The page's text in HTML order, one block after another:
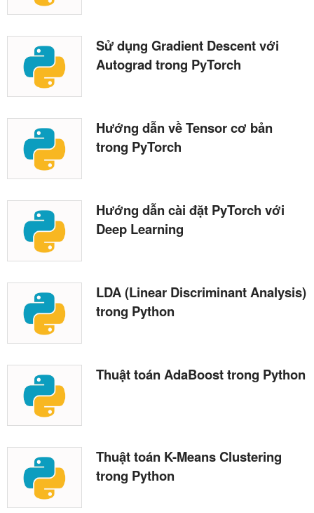
Sử dụng Gradient Descent với
Autograd trong PyTorch
Hướng dẫn về Tensor cơ bản
trong PyTorch
Hướng dẫn cài đặt PyTorch với
Deep Learning
LDA (Linear Discriminant Analysis)
trong Python
Thuật toán AdaBoost trong Python
Thuật toán K-Means Clustering
trong Python